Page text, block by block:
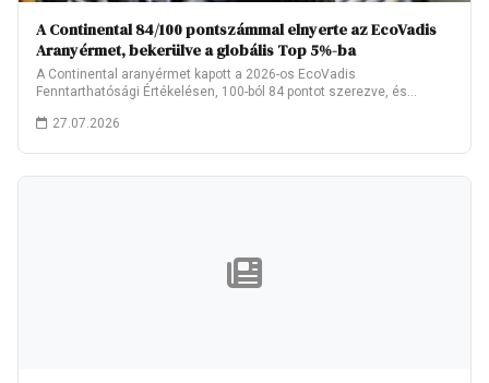
A Continental 84/100 pontszámmal elnyerte az EcoVadis
Aranyérmet, bekerülve a globális Top 5%-ba
A Continental aranyérmet kapott a 2026-os EcoVadis
Fenntarthatósági Értékelésen, 100-ból 84 pontot szerezve, és
27.07.2026